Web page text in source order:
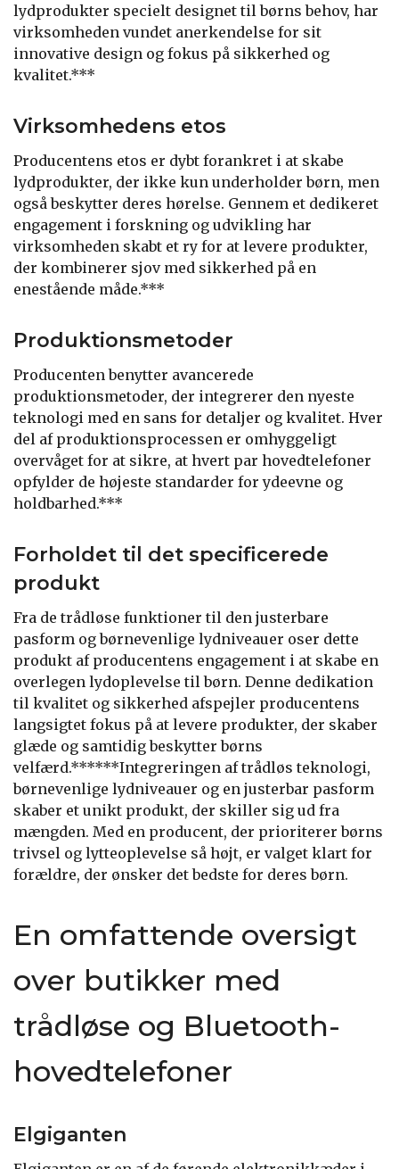
lydprodukter specielt designet til børns behov, har
virksomheden vundet anerkendelse for sit
innovative design og fokus på sikkerhed og
kvalitet.***
Virksomhedens etos
Producentens etos er dybt forankret i at skabe
lydprodukter, der ikke kun underholder børn, men
også beskytter deres hørelse. Gennem et dedikeret
engagement i forskning og udvikling har
virksomheden skabt et ry for at levere produkter,
der kombinerer sjov med sikkerhed på en
enestående måde.***
Produktionsmetoder
Producenten benytter avancerede
produktionsmetoder, der integrerer den nyeste
teknologi med en sans for detaljer og kvalitet. Hver
del af produktionsprocessen er omhyggeligt
overvåget for at sikre, at hvert par hovedtelefoner
opfylder de højeste standarder for ydeevne og
holdbarhed.***
Forholdet til det specificerede
produkt
Fra de trådløse funktioner til den justerbare
pasform og børnevenlige lydniveauer oser dette
produkt af producentens engagement i at skabe en
overlegen lydoplevelse til børn. Denne dedikation
til kvalitet og sikkerhed afspejler producentens
langsigtet fokus på at levere produkter, der skaber
glæde og samtidig beskytter børns
velfærd.******Integreringen af trådløs teknologi,
børnevenlige lydniveauer og en justerbar pasform
skaber et unikt produkt, der skiller sig ud fra
mængden. Med en producent, der prioriterer børns
trivsel og lytteoplevelse så højt, er valget klart for
forældre, der ønsker det bedste for deres børn.
En omfattende oversigt
over butikker med
trådløse og Bluetooth-
hovedtelefoner
Elgiganten